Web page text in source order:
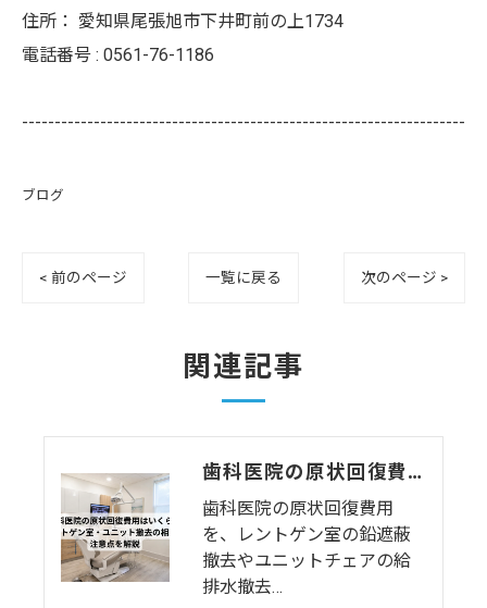
住所： 愛知県尾張旭市下井町前の上1734
電話番号 : 0561-76-1186
--------------------------------------------------------------------
ブログ
< 前のページ 一覧に戻る 次のページ >
関連記事
歯科医院の原状回復費用はいくら？レントゲン室・ユニット撤去の相場と注意点を解説
歯科医院の原状回復費用
を、レントゲン室の鉛遮蔽
撤去やユニットチェアの給
排水撤去…